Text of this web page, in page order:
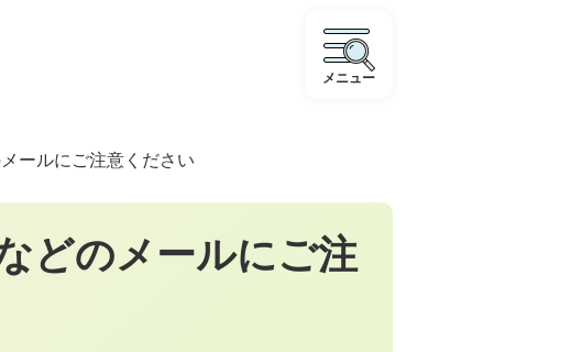
メニュー
ールにご注意ください
どのメールにご注